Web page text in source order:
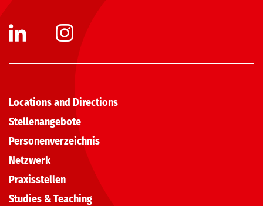
Locations and Directions
Stellenangebote
Personenverzeichnis
Netzwerk
Praxisstellen
Studies & Teaching